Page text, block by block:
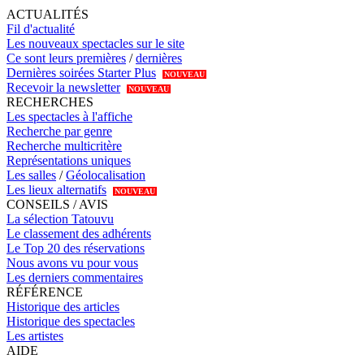
ACTUALITÉS
Fil d'actualité
Les nouveaux spectacles sur le site
Ce sont leurs premières /dernières
Dernières soirées Starter Plus
NOUVEAU
Recevoir la newsletter NOUVEAU
RECHERCHES
Les spectacles à l'affiche
Recherche par genre
Recherche multicritère
Représentations uniques
Les salles /Géolocalisation
Les lieux alternatifs
NOUVEAU
CONSEILS / AVIS
La sélection Tatouvu
Le classement des adhérents
Le Top 20 des réservations
Nous avons vu pour vous
Les derniers commentaires
RÉFÉRENCE
Historique des articles
Historique des spectacles
Les artistes
AIDE